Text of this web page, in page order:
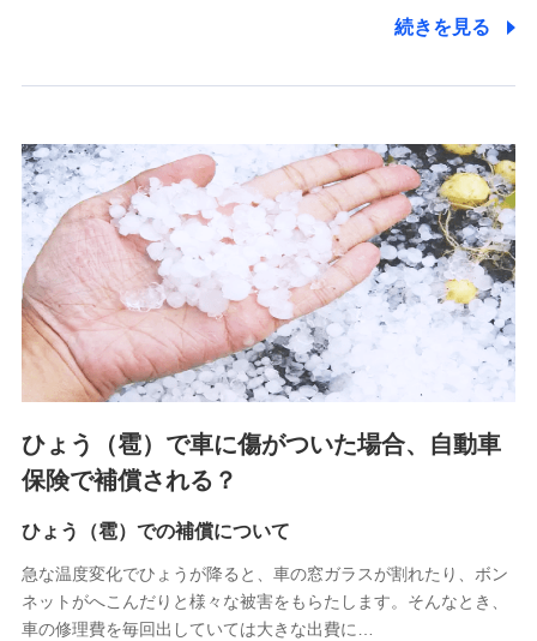
郵便、電話、およびＥメール等により、当社と取引のあるも
た維持管理等の委託業務遂行のため、またそれらに付帯、関
連する当社および提携会社のサービスを案内、提供するため
（なお、当社は複数の保険会社と取引があり、取得した個人
情報を取引のある他の保険会社の商品・サービスをご提案す
るために利用させていただくことがあります。）
上記に係る連絡・手続き・管理等付帯業務を行うため
3.セミナー募集サイトから取得した個人情報
各種セミナーの案内、開催のため
上記に係る連絡・手続き・管理等付帯業務を行うため
4.家族・友達紹介にて取得した個人情報
被紹介者への連絡、及び当社と取引のあるもしくは委託を受
けている保険会社・提携会社の保険その他に関する情報を提
供し、金融商品等の契約を勧奨するため
アンケートやキャンペーン等の実施のため
上記に係る連絡・手続き・管理等付帯業務を行うため
5.通話録音にて取得する情報
続きを見る
ひょう（雹）で車に傷がついた場合、自動車
保険で補償される？
ひょう（雹）での補償について
急な温度変化でひょうが降ると、車の窓ガラスが割れたり、ボン
ネットがへこんだりと様々な被害をもらたします。そんなとき、
車の修理費を毎回出していては大きな出費に…